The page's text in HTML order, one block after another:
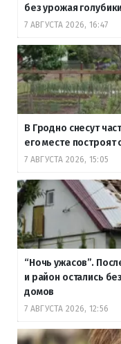
без урожая голубики
7 АВГУСТА 2026, 16:47
В Гродно снесут
его месте
7 АВГУСТА 2026, 15:05
“Ночь ужасов”.
и район остались
домов
7 АВГУСТА 2026, 12:56